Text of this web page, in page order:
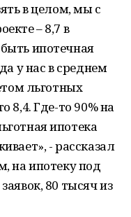
в целом, мы с
– 8,7 в
ипотечная
у нас в среднем
льготных
8,4. Где-то 90% на
ипотека
- рассказал
на ипотеку под
80 тысяч из